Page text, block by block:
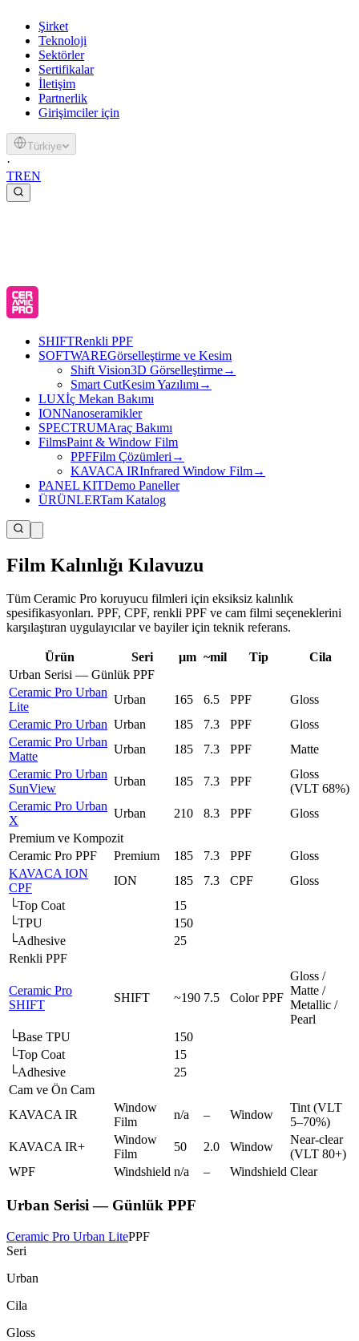
Şirket
Teknoloji
Sektörler
Sertifikalar
İletişim
Partnerlik
Girişimciler için
Türkiye
·
TREN
SHIFTRenkli PPF
SOFTWAREGörselleştirme ve Kesim
Shift Vision3D Görselleştirme→
Smart CutKesim Yazılımı →
LUXİç Mekan Bakımı
IONNanoseramikler
SPECTRUMAraç Bakımı
FilmsPaint & Window Film
PPFFilm Çözümleri →
KAVACA IRInfrared Window Film→
PANEL KITDemo Paneller
ÜRÜNLERTam Katalog
Film Kalınlığı Kılavuzu
Tüm Ceramic Pro koruyucu filmleri için eksiksiz kalınlık
spesifikasyonları. PPF, CPF, renkli PPF ve cam filmi seçeneklerini
karşılaştıran uygulayıcılar ve bayiler için teknik referans.
Ürün Seri µm ~mil Tip
Cila
Urban Serisi — Günlük PPF
Ceramic Pro Urban
Lite
Urban 165 6.5 PPF
Gloss
Ceramic Pro Urban Urban 185 7.3 PPF
Gloss
Ceramic Pro Urban
Matte
Urban 185 7.3 PPF
Matte
Ceramic Pro Urban
SunView
Urban 185 7.3 PPF
Gloss
(VLT 68%)
Ceramic Pro Urban
X
Urban 210 8.3 PPF
Gloss
Premium ve Kompozit
Ceramic Pro PPF
Premium 185 7.3 PPF
Gloss
KAVACA ION
CPF
ION 185 7.3 CPF
Gloss
└Top Coat
15
└TPU
150
└Adhesive
25
Renkli PPF
Ceramic Pro
SHIFT
SHIFT ~190 7.5 Color PPF
Gloss /
Matte /
Metallic /
Pearl
└Base TPU
150
└Top Coat
15
└Adhesive
25
Cam ve Ön Cam
KAVACA IR
Window
Film
n/a – Window
Tint (VLT
5–70%)
KAVACA IR+
Window
Film
50 2.0 Window
Near-clear
(VLT 80+)
WPF
Windshield n/a – Windshield Clear
Urban Serisi — Günlük PPF
Ceramic Pro Urban LitePPF
Seri
Urban
Cila
Gloss